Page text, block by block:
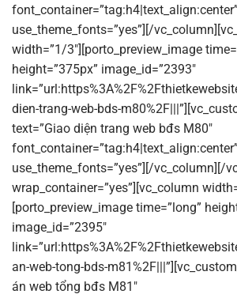
font_container=”tag:h4|text_align:center”
use_theme_fonts=”yes”][/
width=”1/3″][porto_preview_image
height=”375px” image_id=”2393″
dien-trang-web-bds-
text=”Giao diện trang web bđs M80″
font_container=”tag:h4|text_align:center”
use_theme_fonts=”yes”][/vc_column][/
wrap_container=”yes”][vc_column
[porto_preview_image time=”long”
image_id=”2395″
an-web-tong-bds-
án web tổng bđs M81″